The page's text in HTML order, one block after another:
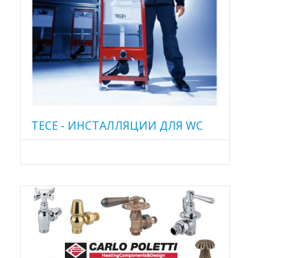
TECE - ИНСТАЛЛЯЦИИ ДЛЯ WC